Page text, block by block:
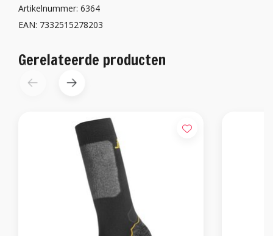
Artikelnummer: 6364
EAN: 7332515278203
Gerelateerde producten